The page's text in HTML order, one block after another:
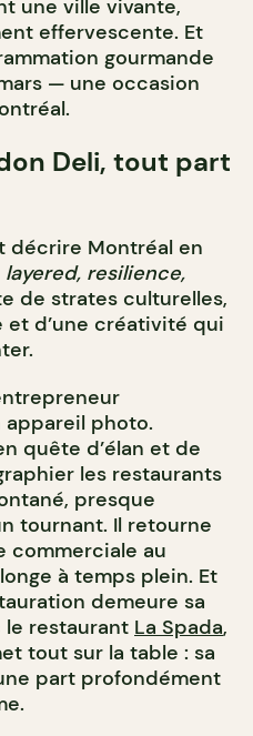
une ville vivante,
effervescente. Et
gourmande
— une occasion
Deli, tout part
décrire Montréal en
layered, resilience,
de strates culturelles,
d’une créativité qui
photo.
quête d’élan et de
les restaurants
presque
tournant. Il retourne
commerciale au
à temps plein. Et
demeure sa
le restaurant La Spada,
tout sur la table : sa
part profondément